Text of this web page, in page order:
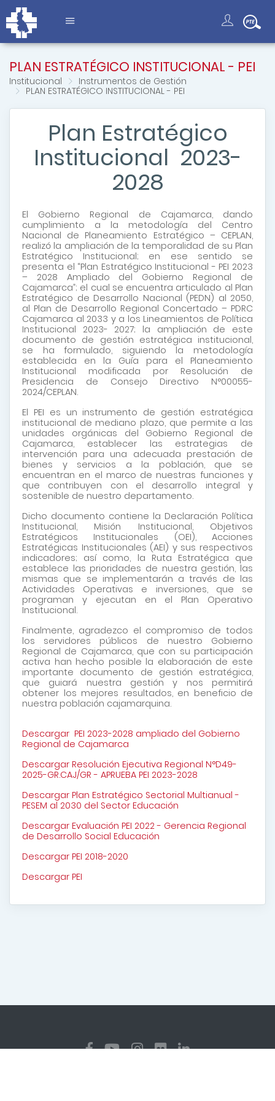
PLAN ESTRATÉGICO INSTITUCIONAL - PEI
Institucional
Instrumentos de Gestión
PLAN ESTRATÉGICO INSTITUCIONAL - PEI
Plan Estratégico
Institucional 2023-
2028
El Gobierno Regional de Cajamarca, dando
cumplimiento a la metodología del Centro
Nacional de Planeamiento Estratégico – CEPLAN,
realizó la ampliación de la temporalidad de su Plan
Estratégico Institucional; en ese sentido se
presenta el “Plan Estratégico Institucional - PEI 2023
– 2028 Ampliado del Gobierno Regional de
Cajamarca”; el cual se encuentra articulado al Plan
Estratégico de Desarrollo Nacional (PEDN) al 2050,
al Plan de Desarrollo Regional Concertado – PDRC
Cajamarca al 2033 y a los Lineamientos de Política
Institucional 2023- 2027; la ampliación de este
documento de gestión estratégica institucional,
se ha formulado, siguiendo la metodología
establecida en la Guía para el Planeamiento
Institucional modificada por Resolución de
Presidencia de Consejo Directivo N°00055-
2024/CEPLAN.
El PEI es un instrumento de gestión estratégica
institucional de mediano plazo, que permite a las
unidades orgánicas del Gobierno Regional de
Cajamarca, establecer las estrategias de
intervención para una adecuada prestación de
bienes y servicios a la población, que se
encuentran en el marco de nuestras funciones y
que contribuyen con el desarrollo integral y
sostenible de nuestro departamento.
Dicho documento contiene la Declaración Política
Institucional, Misión Institucional, Objetivos
Estratégicos Institucionales (OEI), Acciones
Estratégicas Institucionales (AEI) y sus respectivos
indicadores; así como, la Ruta Estratégica que
establece las prioridades de nuestra gestión, las
mismas que se implementarán a través de las
Actividades Operativas e inversiones, que se
programan y ejecutan en el Plan Operativo
Institucional.
Finalmente, agradezco el compromiso de todos
los servidores públicos de nuestro Gobierno
Regional de Cajamarca, que con su participación
activa han hecho posible la elaboración de este
importante documento de gestión estratégica,
que guiará nuestra gestión y nos permitirá
obtener los mejores resultados, en beneficio de
nuestra población cajamarquina.
Descargar PEI 2023-2028 ampliado del Gobierno
Regional de Cajamarca
Descargar Resolución Ejecutiva Regional N°D49-
2025-GR.CAJ/GR - APRUEBA PEI 2023-2028
Descargar Plan Estratégico Sectorial Multianual -
PESEM al 2030 del Sector Educación
Descargar Evaluación PEI 2022 - Gerencia Regional
de Desarrollo Social Educación
Descargar PEI 2018-2020
Descargar PEI